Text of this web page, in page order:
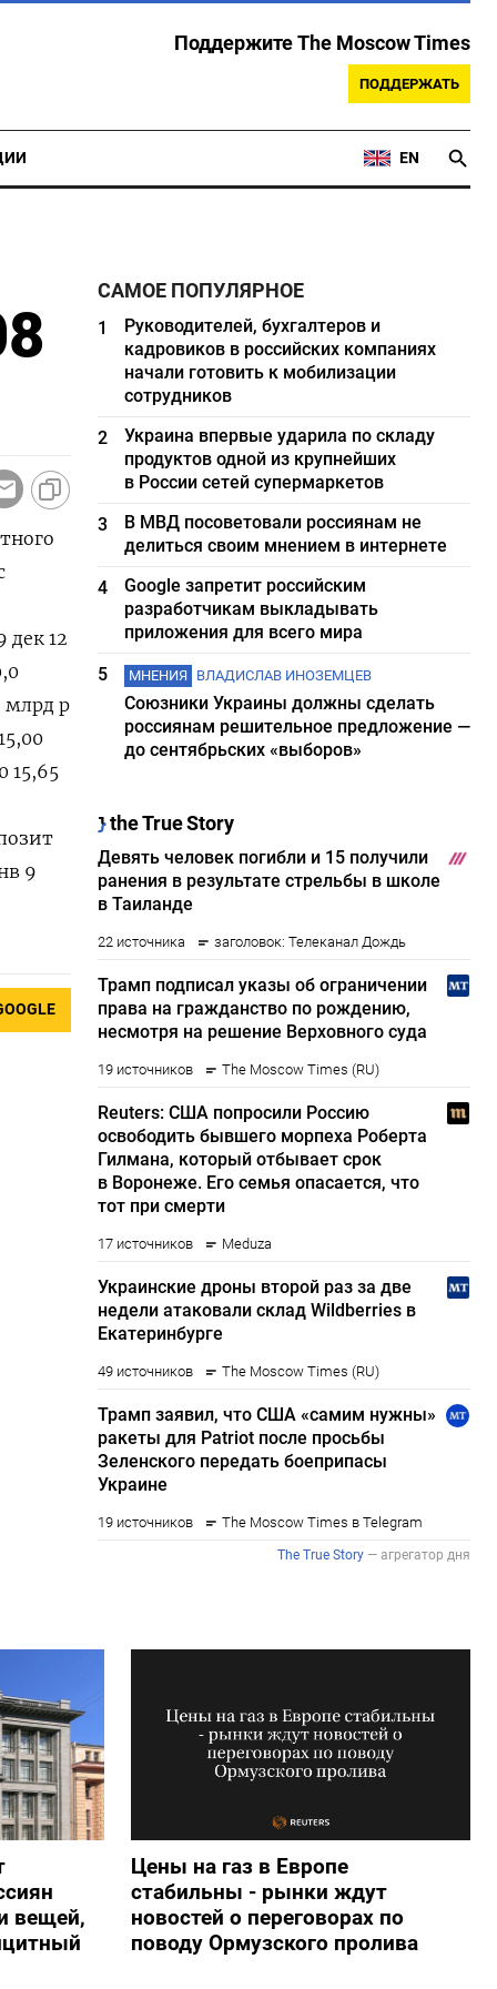
Поддержите The Moscow Times
ПОДДЕРЖАТЬ
EN
дек 12
млрд р
15,65
9
САМОЕ ПОПУЛЯРНОЕ
1
Руководителей, бухгалтеров и
кадровиков в российских компаниях
начали готовить к мобилизации
сотрудников
2
Украина впервые ударила по складу
продуктов одной из крупнейших
в России сетей супермаркетов
3
В МВД посоветовали россиянам не
делиться своим мнением в интернете
4
Google запретит российским
разработчикам выкладывать
приложения для всего мира
5
МНЕНИЯ ВЛАДИСЛАВ ИНОЗЕМЦЕВ
Союзники Украины должны сделать
россиянам решительное предложение —
до сентябрьских «выборов»
вещей,
Цены на газ в Европе
стабильны - рынки ждут
новостей о переговорах по
поводу Ормузского пролива